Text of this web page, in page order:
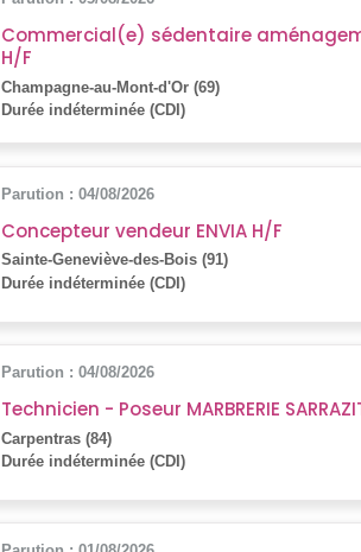
Commercial(e) sédentaire
H/F
Champagne-au-Mont-d'Or (69)
Durée indéterminée (CDI)
Parution : 04/08/2026
Concepteur vendeur ENVIA H/F
Sainte-Geneviève-des-Bois (91)
Durée indéterminée (CDI)
Parution : 04/08/2026
Technicien - Poseur MARBRERIE
Carpentras (84)
Durée indéterminée (CDI)